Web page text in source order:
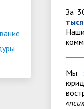
За
Мы